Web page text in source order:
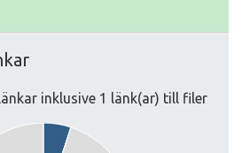
inklusive 1 länk(ar) till filer